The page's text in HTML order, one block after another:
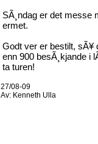
SÃ¸ndag er det messe
ermet.
Godt ver er bestilt, sÃ¥
enn 900 besÃ¸kjande i
ta turen!
27/08-09
Av: Kenneth Ulla